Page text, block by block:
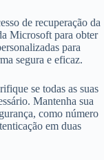
de recuperação da
Microsoft para obter
para
segura e eficaz.
se todas as suas
Mantenha sua
como número
em duas